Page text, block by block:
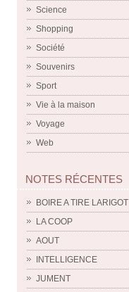
Science
Shopping
Société
Souvenirs
Sport
Vie à la maison
Voyage
Web
NOTES RÉCENTES
BOIRE A TIRE LARIGOT
LA COOP
AOUT
INTELLIGENCE
JUMENT